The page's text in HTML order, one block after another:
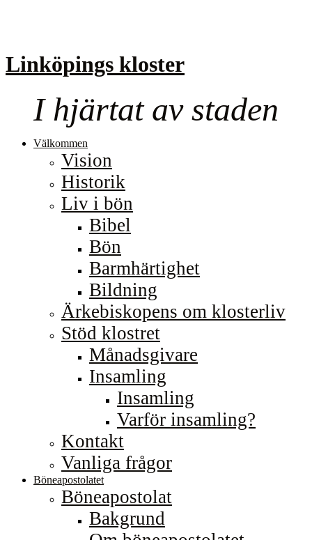
Linköpings kloster
I hjärtat av staden
Välkommen
Vision
Historik
Liv i bön
Bibel
Bön
Barmhärtighet
Bildning
Ärkebiskopens om klosterliv
Stöd klostret
Månadsgivare
Insamling
Insamling
Varför insamling?
Kontakt
Vanliga frågor
Böneapostolatet
Böneapostolat
Bakgrund